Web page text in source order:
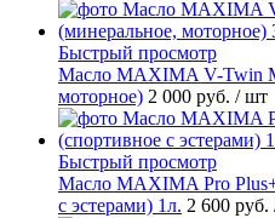
Быстрый просмотр
Масло MAXIMA V-Twin
моторное) 2 000 руб. / шт
Быстрый просмотр
Масло MAXIMA Pro
с эстерами) 1л. 2 600 руб.